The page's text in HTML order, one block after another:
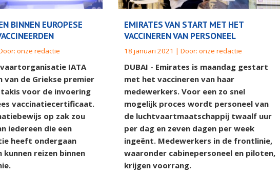
BINNEN EUROPESE
onze redactie
IATA
van de Griekse premier
voor de invoering
vaccinatiecertificaat.
op zak zou
iedereen die een
heeft ondergaan
reizen binnen
EMIRATES VAN START MET HET
VACCINEREN VAN PERSONEEL
18 januari 2021 | Door: onze redactie
DUBAI - Emirates is maandag gestart
met het vaccineren van haar
medewerkers. Voor een zo snel
mogelijk proces wordt personeel van
de luchtvaartmaatschappij twaalf uur
per dag en zeven dagen per week
ingeënt. Medewerkers in de frontlinie,
waaronder cabinepersoneel en piloten,
krijgen voorrang.